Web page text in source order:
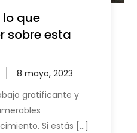
que
sobre esta
gratificante y
Si estás […]